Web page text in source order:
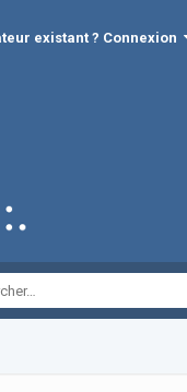
existant ? Connexion